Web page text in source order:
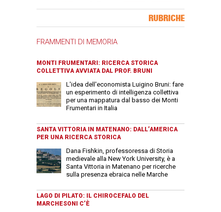
RUBRICHE
FRAMMENTI DI MEMORIA
MONTI FRUMENTARI: RICERCA STORICA
COLLETTIVA AVVIATA DAL PROF. BRUNI
L'idea dell'economista Luigino Bruni: fare
un esperimento di intelligenza collettiva
per una mappatura dal basso dei Monti
Frumentari in Italia
SANTA VITTORIA IN MATENANO: DALL’AMERICA
PER UNA RICERCA STORICA
Dana Fishkin, professoressa di Storia
medievale alla New York University, è a
Santa Vittoria in Matenano per ricerche
sulla presenza ebraica nelle Marche
LAGO DI PILATO: IL CHIROCEFALO DEL
MARCHESONI C’È